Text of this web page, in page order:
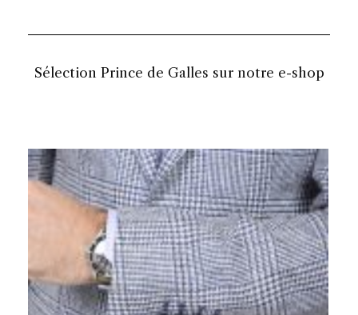
Sélection Prince de Galles sur notre e-shop